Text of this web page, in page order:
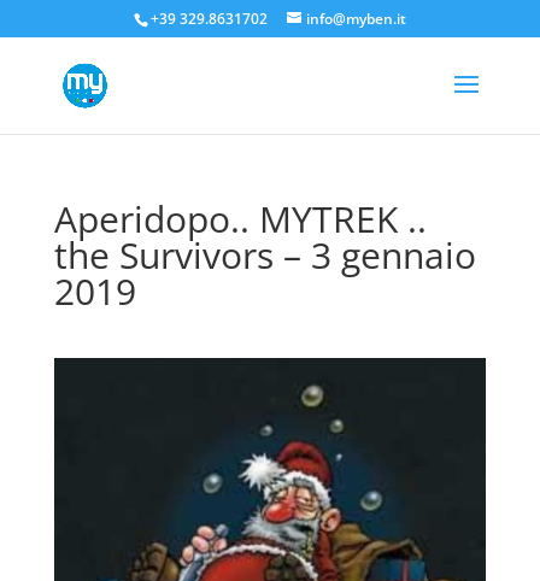
+39 329.8631702 info@myben.it
Aperidopo.. MYTREK ..
the Survivors – 3 gennaio
2019